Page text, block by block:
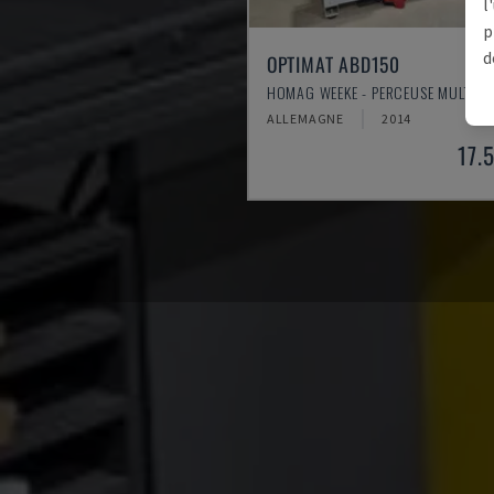
OPTIMAT ABD150
HOMAG WEEKE - PERCEUSE MULTI-
ALLEMAGNE 2014